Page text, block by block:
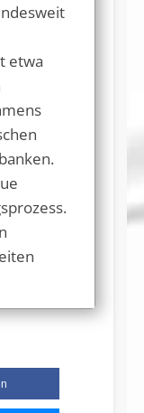
etwa